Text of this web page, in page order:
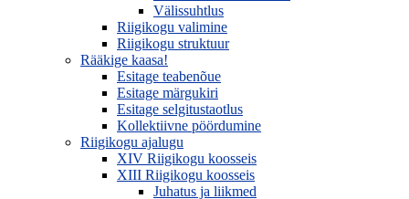
Välissuhtlus
Riigikogu valimine
Riigikogu struktuur
Rääkige kaasa!
Esitage teabenõue
Esitage märgukiri
Esitage selgitustaotlus
Kollektiivne pöördumine
Riigikogu ajalugu
XIV Riigikogu koosseis
XIII Riigikogu koosseis
Juhatus ja liikmed